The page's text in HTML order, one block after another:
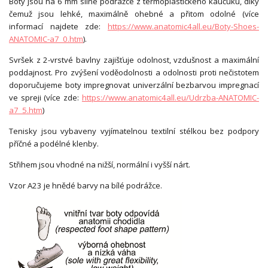
čemuž jsou lehké, maximálně ohebné a přitom odolné (více
informací najdete zde: https://www.anatomic4all.eu/Boty-Shoes-
ANATOMIC-a7_0.htm).
Svršek z 2-vrstvé bavlny zajišťuje odolnost, vzdušnost a maximální
poddajnost. Pro zvýšení voděodolnosti a odolnosti proti nečistotem
doporučujeme boty impregnovat univerzální bezbarvou impregnací
ve spreji (více zde: https://www.anatomic4all.eu/Udrzba-ANATOMIC-
a7_5.htm)
Tenisky jsou vybaveny vyjímatelnou textilní stélkou bez podpory
příčné a podélné klenby.
Střihem jsou vhodné na nižší, normální i vyšší nárt.
Vzor A23 je hnědé barvy na bílé podrážce.